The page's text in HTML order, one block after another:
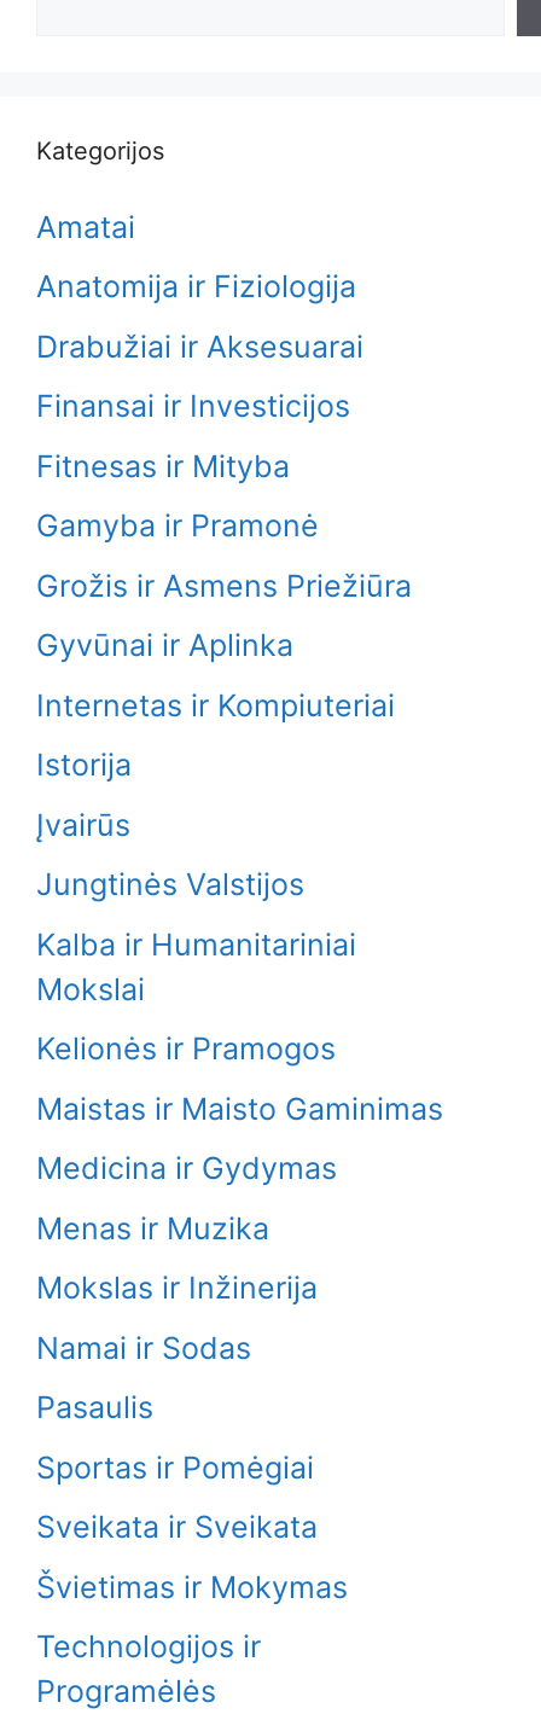
Kategorijos
Amatai
Anatomija ir Fiziologija
Drabužiai ir Aksesuarai
Finansai ir Investicijos
Fitnesas ir Mityba
Gamyba ir Pramonė
Grožis ir Asmens Priežiūra
Gyvūnai ir Aplinka
Internetas ir Kompiuteriai
Istorija
Įvairūs
Jungtinės Valstijos
Kalba ir Humanitariniai
Mokslai
Kelionės ir Pramogos
Maistas ir Maisto Gaminimas
Medicina ir Gydymas
Menas ir Muzika
Mokslas ir Inžinerija
Namai ir Sodas
Pasaulis
Sportas ir Pomėgiai
Sveikata ir Sveikata
Švietimas ir Mokymas
Technologijos ir
Programėlės